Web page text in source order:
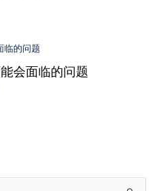
会面临的问题